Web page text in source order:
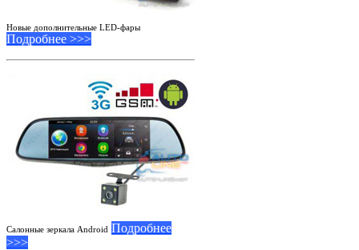
Новые дополнительные LED-фары
Подробнее >>>
Салонные зеркала Android Подробнее
>>>